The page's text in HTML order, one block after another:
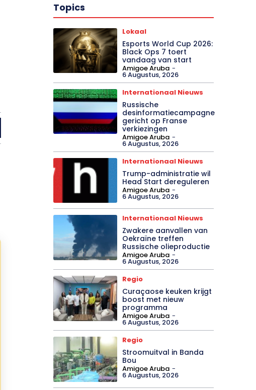
Topics
Lokaal
Esports World Cup 2026:
Black Ops 7 toert
vandaag van start
Amigoe Aruba -
6 Augustus, 2026
Internationaal Nieuws
Russische
desinformatiecampagne
gericht op Franse
verkiezingen
Amigoe Aruba -
6 Augustus, 2026
Internationaal Nieuws
Trump-administratie wil
Head Start dereguleren
Amigoe Aruba -
6 Augustus, 2026
Internationaal Nieuws
Zwakere aanvallen van
Oekraïne treffen
Russische olieproductie
Amigoe Aruba -
6 Augustus, 2026
Regio
Curaçaose keuken krijgt
boost met nieuw
programma
Amigoe Aruba -
6 Augustus, 2026
Regio
Stroomuitval in Banda
Bou
Amigoe Aruba -
6 Augustus, 2026